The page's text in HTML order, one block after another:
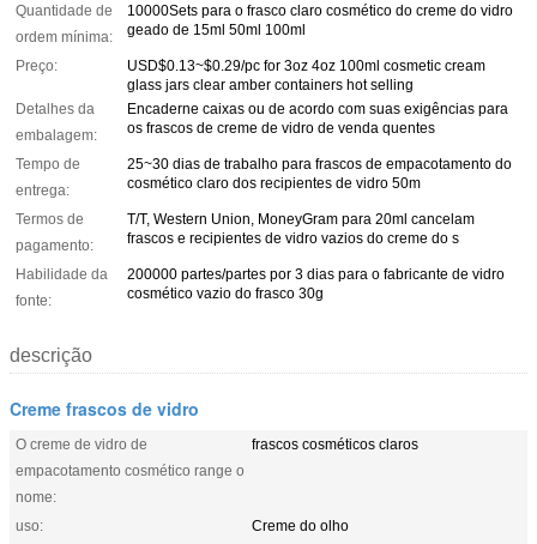
Quantidade de
ordem mínima:
10000Sets para o frasco claro cosmético do creme do vidro
geado de 15ml 50ml 100ml
Preço:
USD$0.13~$0.29/pc for 3oz 4oz 100ml cosmetic cream
glass jars clear amber containers hot selling
Detalhes da
embalagem:
Encaderne caixas ou de acordo com suas exigências para
os frascos de creme de vidro de venda quentes
Tempo de
entrega:
25~30 dias de trabalho para frascos de empacotamento do
cosmético claro dos recipientes de vidro 50m
Termos de
pagamento:
T/T, Western Union, MoneyGram para 20ml cancelam
frascos e recipientes de vidro vazios do creme do s
Habilidade da
fonte:
200000 partes/partes por 3 dias para o fabricante de vidro
cosmético vazio do frasco 30g
descrição
Creme frascos de vidro
O creme de vidro de
empacotamento cosmético range o
nome:
frascos cosméticos claros
uso:
Creme do olho